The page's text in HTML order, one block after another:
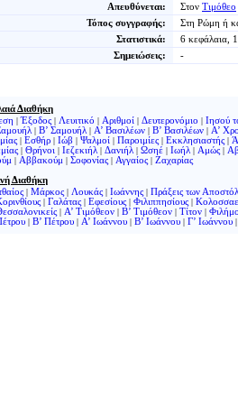
Απευθύνεται:
Στον Τιμόθεο
Τόπος συγγραφής:
Στη Ρώμη ή
Στατιστικά:
6 κεφάλαια,
Σημειώσεις:
-
Διαθήκη
|Έξοδος | Λευιτικό | Αριθμοί | Δευτερονόμιο | Ιησού
| Β’ Σαμουήλ | Α’ Βασιλέων | Β’ Βασιλέων | Α’
| Εσθήρ | Ιώβ | Ψαλμοί | Παροιμίες | Εκκλησιαστής |
| Θρήνοι | Ιεζεκιήλ | Δανιήλ | Ωσηέ | Ιωήλ | Αμώς |
| Αββακούμ | Σοφονίας | Αγγαίος | Ζαχαρίας
Διαθήκη
| Μάρκος | Λουκάς | Ιωάννης | Πράξεις των
| Γαλάτας | Εφεσίους | Φιλιππησίους |
| Α’ Τιμόθεον | Β’ Τιμόθεον | Τίτον |
| Β’ Πέτρου | Α’ Ιωάννου | Β’ Ιωάννου | Γ’ Ιωάννου |